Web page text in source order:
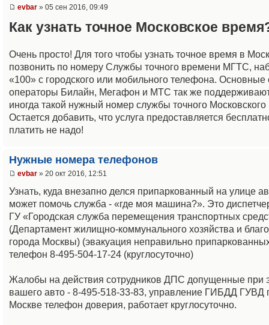
evbar » 05 сен 2016, 09:49
Как узнать точное Московское
Очень просто! Для того чтобы узнать точное время в
позвонить по номеру Службы точного времени МГТС,
«100» с городского или мобильного телефона. Основные
операторы Билайн, Мегафон и МТС так же
иногда такой нужный номер службы точного
Остается добавить, что услуга предоставляется
платить не надо!
Нужные номера телефонов
evbar » 20 окт 2016, 12:51
Узнать, куда внезапно делся припаркованный на улице
может помочь служба - «где моя машина?». Это
ГУ «Городская служба перемещения транспортных
(Департамент жилищно-коммунального хозяйства и
города Москвы) (эвакуация неправильно
телефон 8-495-504-17-24 (круглосуточно)
Жалобы на действия сотрудников ДПС допущенные при
вашего авто - 8-495-518-33-83, управление ГИБДД ГУВД
Москве телефон доверия, работает круглосуточно.